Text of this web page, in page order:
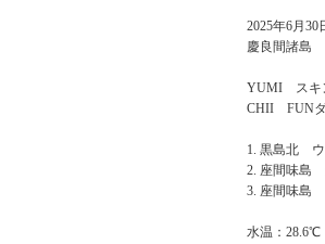
2025年6月30
慶良間諸島
YUMI スキ
CHII FUN
黒島北 ウ
座間味島
座間味島
水温：28.6℃